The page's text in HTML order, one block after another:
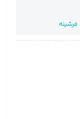
فرشینه